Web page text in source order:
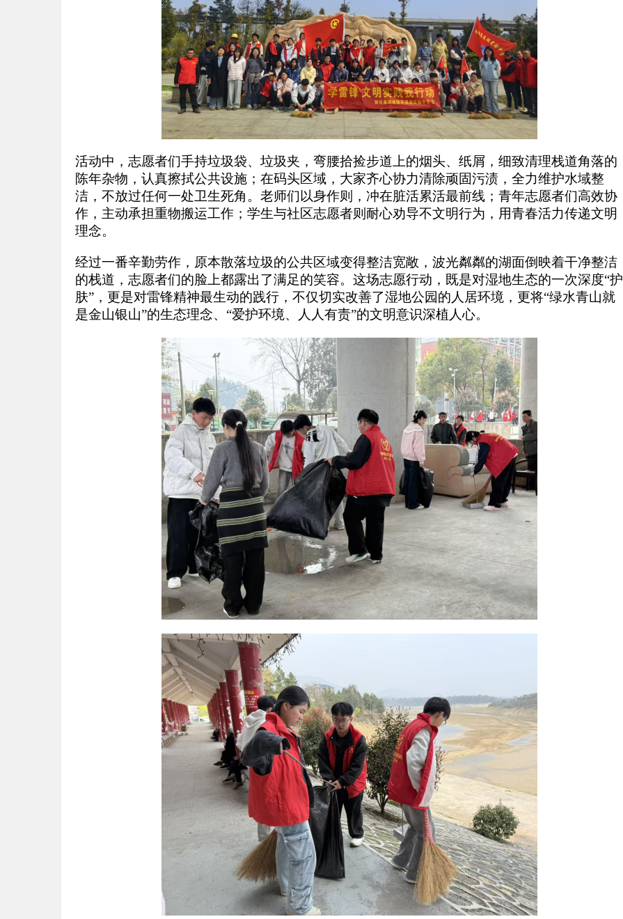
活动中，志愿者们手持垃圾袋、垃圾夹，弯腰拾捡步道上的烟头、纸屑，细致清理栈道角落的
陈年杂物，认真擦拭公共设施；在码头区域，大家齐心协力清除顽固污渍，全力维护水域整
洁，不放过任何一处卫生死角。老师们以身作则，冲在脏活累活最前线；青年志愿者们高效协
作，主动承担重物搬运工作；学生与社区志愿者则耐心劝导不文明行为，用青春活力传递文明
理念。
经过一番辛勤劳作，原本散落垃圾的公共区域变得整洁宽敞，波光粼粼的湖面倒映着干净整洁
的栈道，志愿者们的脸上都露出了满足的笑容。这场志愿行动，既是对湿地生态的一次深度“护
肤”，更是对雷锋精神最生动的践行，不仅切实改善了湿地公园的人居环境，更将“绿水青山就
是金山银山”的生态理念、“爱护环境、人人有责”的文明意识深植人心。